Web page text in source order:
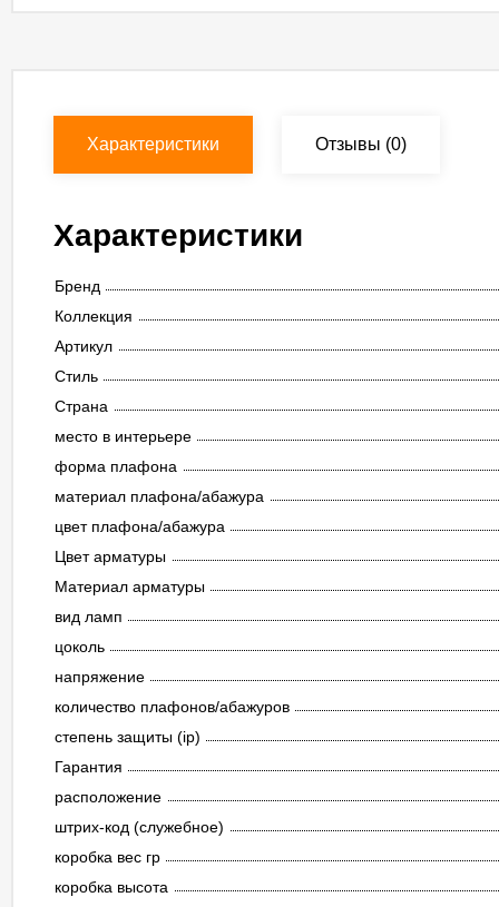
Характеристики Отзывы (0)
Характеристики
Бренд
Коллекция
Артикул
Стиль
Страна
место в интерьере
форма плафона
материал плафона/абажура
цвет плафона/абажура
Цвет арматуры
Материал арматуры
вид ламп
цоколь
напряжение
количество плафонов/абажуров
степень защиты (ip)
Гарантия
расположение
штрих-код (служебное)
коробка вес гр
коробка высота